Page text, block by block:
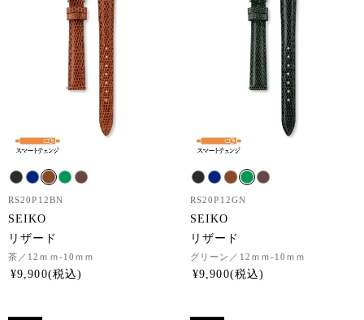
RS20P12BN
SEIKO
リザード
茶 ／12ｍｍ-10ｍｍ
¥9,900
RS20P12GN
SEIKO
リザード
グリーン ／12ｍｍ-10ｍｍ
¥9,900